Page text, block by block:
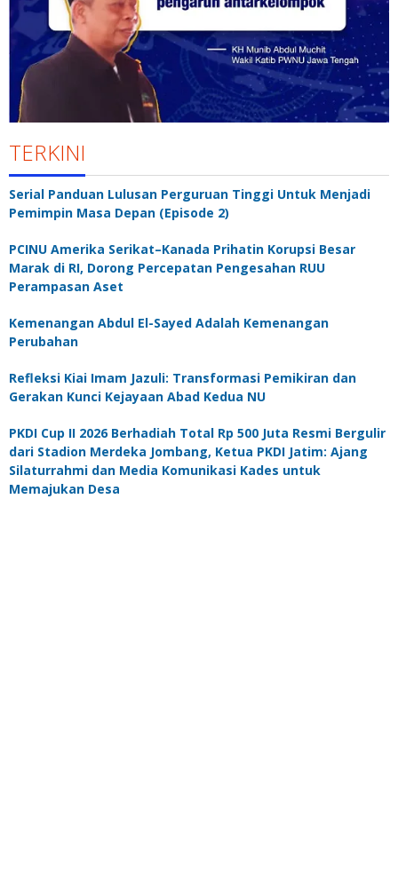
TERKINI
Serial Panduan Lulusan Perguruan Tinggi Untuk Menjadi
Pemimpin Masa Depan (Episode 2)
PCINU Amerika Serikat–Kanada Prihatin Korupsi Besar
Marak di RI, Dorong Percepatan Pengesahan RUU
Perampasan Aset
Kemenangan Abdul El-Sayed Adalah Kemenangan
Perubahan
Refleksi Kiai Imam Jazuli: Transformasi Pemikiran dan
Gerakan Kunci Kejayaan Abad Kedua NU
PKDI Cup II 2026 Berhadiah Total Rp 500 Juta Resmi Bergulir
dari Stadion Merdeka Jombang, Ketua PKDI Jatim: Ajang
Silaturrahmi dan Media Komunikasi Kades untuk
Memajukan Desa